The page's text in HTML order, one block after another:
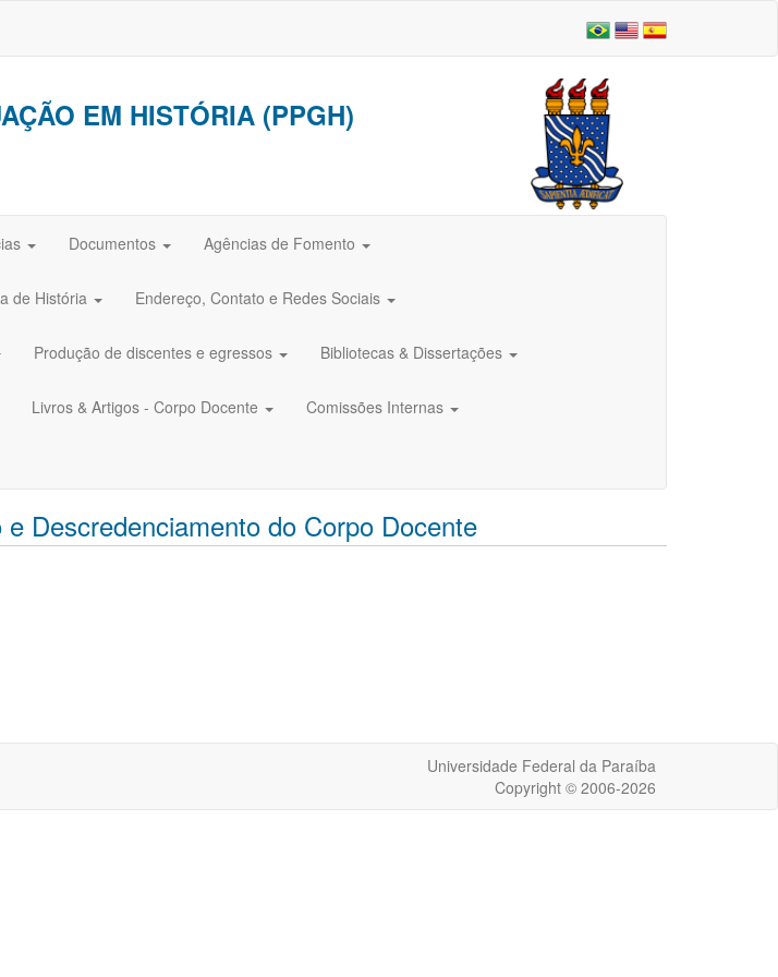
EM HISTÓRIA (PPGH)
Documentos Agências de Fomento
de História Endereço, Contato e Redes Sociais
Produção de discentes e egressos Bibliotecas & Dissertações
Livros & Artigos - Corpo Docente Comissões Internas
Descredenciamento do Corpo Docente
Universidade Federal da Paraíba
Copyright © 2006-2026